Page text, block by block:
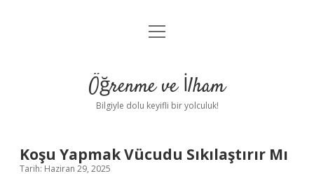
Anasayfa
Yasal Uyarı
menüyü
Öğrenme ve İlham
Bilgiyle dolu keyifli bir yolculuk!
Koşu Yapmak Vücudu Sıkılaştırır Mı
Tarih: Haziran 29, 2025